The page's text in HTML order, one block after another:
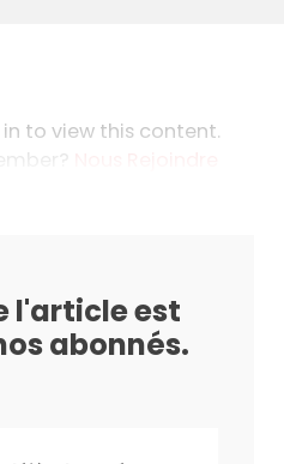
to view this content.
l'article est
abonnés.